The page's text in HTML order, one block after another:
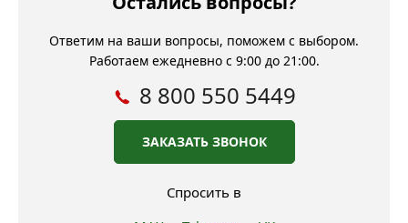
Ответим на ваши вопросы, поможем с выбором.
Работаем ежедневно с 9:00 до 21:00.
8 800 550 5449
ЗАКАЗАТЬ ЗВОНОК
Спросить в